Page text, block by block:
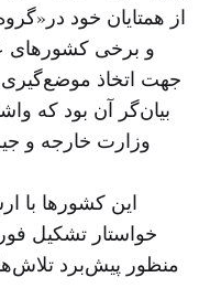
از همتایان خود
و برخی کشورهای
جهت اتخاذ
بیان‌گر آن بود که
وزارت خارجه و
این کشورها با
خواستار تشکیل
منظور پیش‌برد